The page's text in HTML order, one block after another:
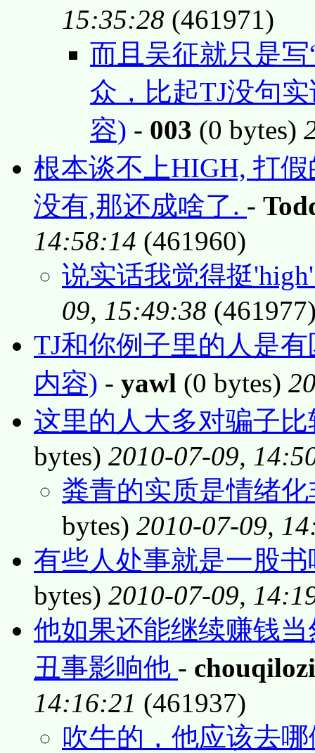
15:35:28 (461971)
而且吴征就只是
众，比起TJ没句
容) - 003 (0 bytes)
根本谈不上HIGH, 打
没有,那还成啥了. -
14:58:14 (461960)
说实话我觉得挺
09, 15:49:38
TJ和你例子里的人是
内容) - yawl (0 bytes)
这里的人大多对骗子
bytes) 2010-07-09,
粪青的实质是情绪
bytes) 2010-07-09,
有些人处事就是一股
bytes) 2010-07-09,
他如果还能继续赚钱
丑事影响他 - chouqilozi
14:16:21 (461937)
吹牛的，他应该去